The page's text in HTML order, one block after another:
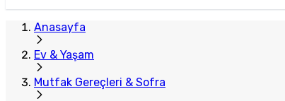
Anasayfa
Ev & Yaşam
Mutfak Gereçleri & Sofra